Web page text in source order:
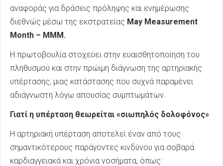
αναφοράς για δράσεις πρόληψης και ενημέρωσης
διεθνώς μέσω της εκστρατείας May Measurement
Month – MMM.
Η πρωτοβουλία στοχεύει στην ευαισθητοποίηση του
πληθυσμού και στην πρώιμη διάγνωση της αρτηριακής
υπέρτασης, μιας κατάστασης που συχνά παραμένει
αδιάγνωστη λόγω απουσίας συμπτωμάτων.
Γιατί η υπέρταση θεωρείται «σιωπηλός δολοφόνος»
Η αρτηριακή υπέρταση αποτελεί έναν από τους
σημαντικότερους παράγοντες κινδύνου για σοβαρά
καρδιαγγειακά και χρόνια νοσήματα, όπως: